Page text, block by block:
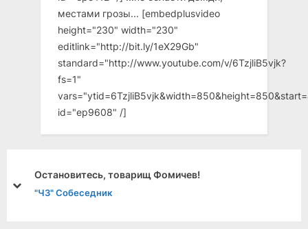
местами грозы... [embedplusvideo
height="230" width="230"
editlink="http://bit.ly/1eX29Gb"
standard="http://www.youtube.com/v/6TzjliB5vjk?
fs=1"
id="ep9608" /]
Остановитесь, товарищ Фомичев!
"ЧЗ" Собеседник
prev
next